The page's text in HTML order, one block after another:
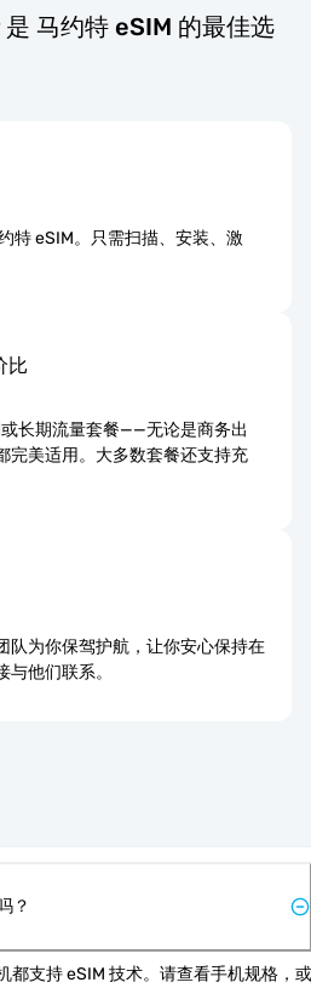
马约特 eSIM 的最佳选
特 eSIM。只需扫描、安装、激
比
长期流量套餐——无论是商务出
完美适用。大多数套餐还支持充
队为你保驾护航，让你安心保持在
他们联系。
？
都支持 eSIM 技术。请查看手机规格，或